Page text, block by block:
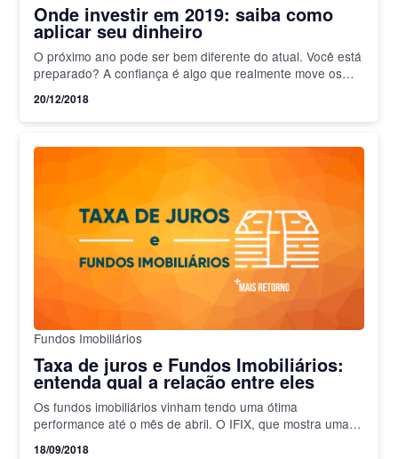
Onde investir em 2019: saiba como
aplicar seu dinheiro
O próximo ano pode ser bem diferente do atual. Você está
preparado? A confiança é algo que realmente move os
20/12/2018
Fundos Imobiliários
Taxa de juros e Fundos Imobiliários:
entenda qual a relação entre eles
Os fundos imobiliários vinham tendo uma ótima
performance até o mês de abril. O IFIX, que mostra uma
18/09/2018